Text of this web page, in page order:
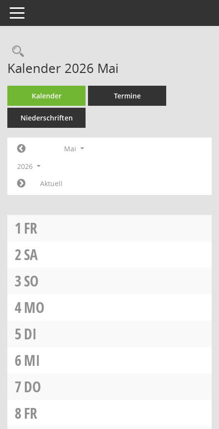
Toggle navigation
Rechercheauswahl
Kalender 2026 Mai
Kalender Termine
Niederschriften
Mai
2026
Aktuell
1 FR
2SA
3SO
4MO
5DI
6MI
7DO
8FR